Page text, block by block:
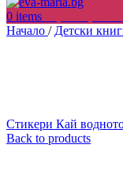
0 items
Начало / Детски
Стикери Кай
Back to products